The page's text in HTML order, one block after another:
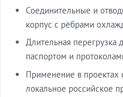
Соединительные и
корпус с рёбрами
Длительная
паспортом и
Применение в проектах
локальное российское